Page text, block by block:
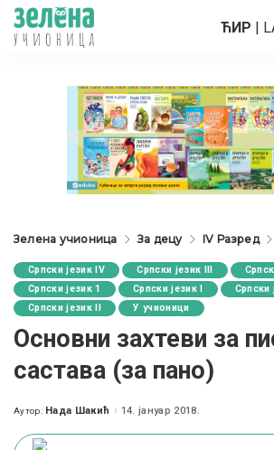
ЋИР |
Зелена учионица За децу IV Разред
Српски језик IV Српски језик III
Српски језик 1
Српски језик I
Српски
Српски језик II
У учионици
Oсновни захтеви за
састава (за пано)
Posted
Аутор: Нада Шакић 14. јануар 2018.